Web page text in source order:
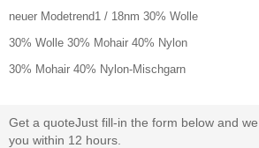
neuer Modetrend1 / 18nm 30% Wolle
30% Wolle 30% Mohair 40% Nylon
30% Mohair 40% Nylon-Mischgarn
Get a quoteJust fill-in the form below and
you within 12 hours.